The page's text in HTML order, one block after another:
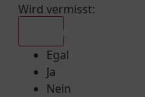
Wird vermisst:
Egal
Ja
Nein